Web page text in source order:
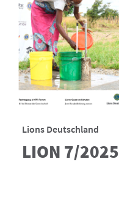
Lions Deutschland
LION 7/2025